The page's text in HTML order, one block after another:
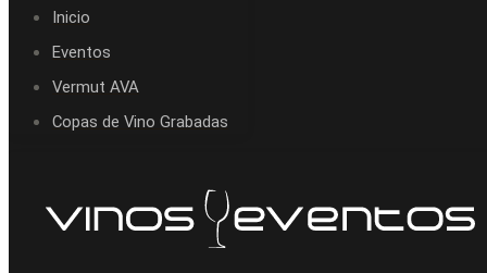
Inicio
Eventos
Vermut AVA
Copas de Vino Grabadas